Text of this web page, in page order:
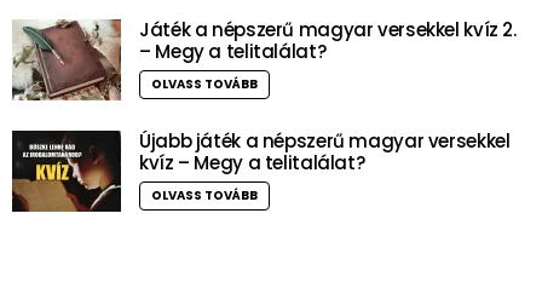
Játék a népszerű magyar versekkel kvíz 2.
– Megy a telitalálat?
OLVASS TOVÁBB
Újabb játék a népszerű magyar versekkel
kvíz – Megy a telitalálat?
OLVASS TOVÁBB